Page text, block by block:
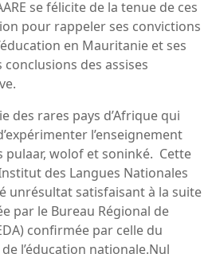
se félicite de la tenue de ces
pour rappeler ses convictions
en Mauritanie et ses
des assises
des rares pays d’Afrique qui
l’enseignement
pulaar, wolof et soninké. Cette
des Langues Nationales
unrésultat satisfaisant à la suite
par le Bureau Régional de
confirmée par celle du
l’éducation nationale.Nul